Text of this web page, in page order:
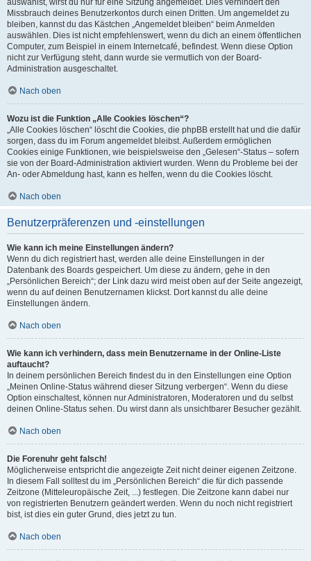
auswählst, wirst du nur für eine Sitzung angemeldet. Dies verhindert den
Missbrauch deines Benutzerkontos durch einen Dritten. Um angemeldet zu
bleiben, kannst du das Kästchen „Angemeldet bleiben“ beim Anmelden
auswählen. Dies ist nicht empfehlenswert, wenn du dich an einem öffentlichen
Computer, zum Beispiel in einem Internetcafé, befindest. Wenn diese Option
nicht zur Verfügung steht, dann wurde sie vermutlich von der Board-
Administration ausgeschaltet.
Nach oben
Wozu ist die Funktion „Alle Cookies löschen“?
„Alle Cookies löschen“ löscht die Cookies, die phpBB erstellt hat und die dafür
sorgen, dass du im Forum angemeldet bleibst. Außerdem ermöglichen
Cookies einige Funktionen, wie beispielsweise den „Gelesen“-Status – sofern
sie von der Board-Administration aktiviert wurden. Wenn du Probleme bei der
An- oder Abmeldung hast, kann es helfen, wenn du die Cookies löscht.
Nach oben
Benutzerpräferenzen und -einstellungen
Wie kann ich meine Einstellungen ändern?
Wenn du dich registriert hast, werden alle deine Einstellungen in der
Datenbank des Boards gespeichert. Um diese zu ändern, gehe in den
„Persönlichen Bereich“; der Link dazu wird meist oben auf der Seite angezeigt,
wenn du auf deinen Benutzernamen klickst. Dort kannst du alle deine
Einstellungen ändern.
Nach oben
Wie kann ich verhindern, dass mein Benutzername in der Online-Liste
auftaucht?
In deinem persönlichen Bereich findest du in den Einstellungen eine Option
„Meinen Online-Status während dieser Sitzung verbergen“. Wenn du diese
Option einschaltest, können nur Administratoren, Moderatoren und du selbst
deinen Online-Status sehen. Du wirst dann als unsichtbarer Besucher gezählt.
Nach oben
Die Forenuhr geht falsch!
Möglicherweise entspricht die angezeigte Zeit nicht deiner eigenen Zeitzone.
In diesem Fall solltest du im „Persönlichen Bereich“ die für dich passende
Zeitzone (Mitteleuropäische Zeit, ...) festlegen. Die Zeitzone kann dabei nur
von registrierten Benutzern geändert werden. Wenn du noch nicht registriert
bist, ist dies ein guter Grund, dies jetzt zu tun.
Nach oben